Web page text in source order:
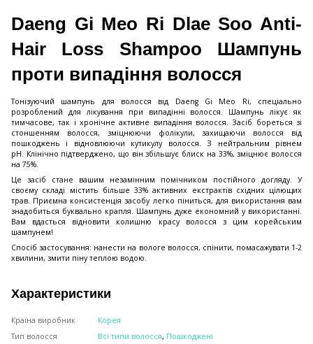
Daeng Gi Meo Ri Dlae Soo Anti-
Hair Loss Shampoo Шампунь
проти випадіння волосся
Тонізуючий шампунь для волосся від Daeng Gi Meo Ri, спеціально
розроблений для лікування при випадінні волосся. Шампунь лікує як
тимчасове, так і хронічне активне випадіння волосся. Засіб бореться зі
стоншенням волосся, зміцнюючи фолікули, захищаючи волосся від
пошкоджень і відновлюючи кутикулу волосся. З нейтральним рівнем
рН. Клінічно підтверджено, що він збільшує блиск на 33%, зміцнює волосся
на 75%.
Це засіб стане вашим незамінним помічником постійного догляду. У
своєму складі містить більше 33% активних екстрактів східних цілющих
трав. Приємна консистенція засобу легко піниться, для використання вам
знадобиться буквально крапля. Шампунь дуже економний у використанні.
Вам вдасться відновити колишню красу волосся з цим корейським
шампунем!
Спосіб застосування: нанести на вологе волосся, спінити, помасажувати 1-2
хвилини, змити піну теплою водою.
Характеристики
Країна виробник
Корея
Тип волосся
Всі типи волосся, Пошкоджені